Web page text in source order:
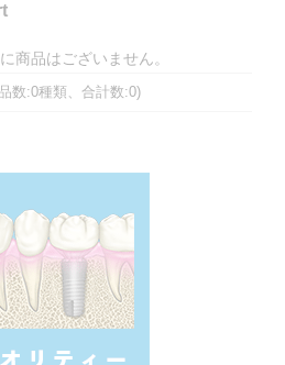
商品はございません。
数:0種類、合計数:0)